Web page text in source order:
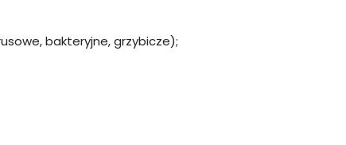
bakteryjne, grzybicze);